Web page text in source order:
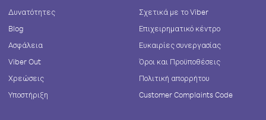
Δυνατότητες
Blog
Ασφάλεια
Viber Out
Χρεώσεις
Υποστήριξη
Σχετικά με το Viber
Επιχειρηματικό κέντρο
Ευκαιρίες συνεργασίας
Όροι και Προϋποθέσεις
Πολιτική απορρήτου
Customer Complaints Code